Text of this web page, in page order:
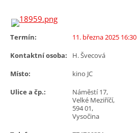
Termín:
11. března 2025 16:30
Kontaktní osoba:
H. Švecová
Místo:
kino JC
Ulice a čp.:
Náměstí 17,
Velké Meziříčí,
594 01,
Vysočina